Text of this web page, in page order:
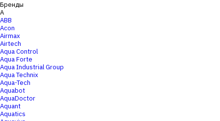
Бренды
A
ABB
Acon
Airmax
Airtech
Aqua Control
Aqua Forte
Aqua Industrial Group
Aqua Technix
Aqua-Tech
Aquabot
AquaDoctor
Aquant
Aquatics